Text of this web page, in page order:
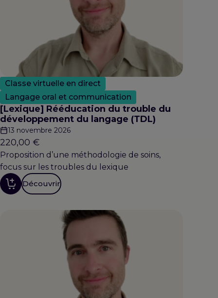
Classe virtuelle en direct
Langage oral et communication
[Lexique] Rééducation du trouble du
développement du langage (TDL)
13 novembre 2026
220,00 €
Proposition d’une méthodologie de soins,
focus sur les troubles du lexique
Découvrir